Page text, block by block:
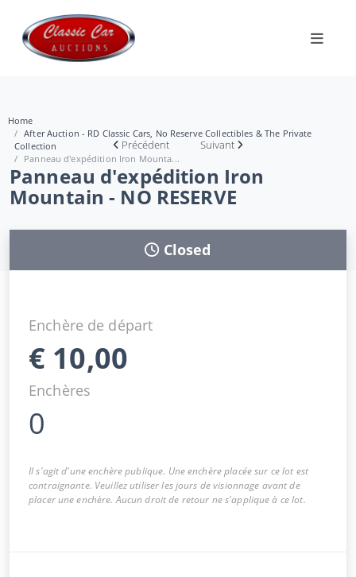
Home
After Auction - RD Classic Cars, No Reserve Collectibles & The Private
Collection
Panneau d'expédition Iron Mounta...
Précédent Suivant
Panneau d'expédition Iron
Mountain - NO RESERVE
Closed
Enchère de départ
€ 10,00
Enchères
0
Il s'agit d'une enchère publique. Une enchère placée sur ce lot est
contraignante. Veuillez utiliser les jours de visionnage avant de
placer une enchère. Aucun droit de retour ne s'applique à ce lot.